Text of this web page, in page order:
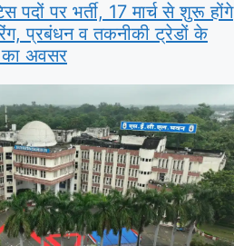
पर भर्ती, 17 मार्च से शुरू होंगे
प्रबंधन व तकनीकी ट्रेडों के
का अवसर